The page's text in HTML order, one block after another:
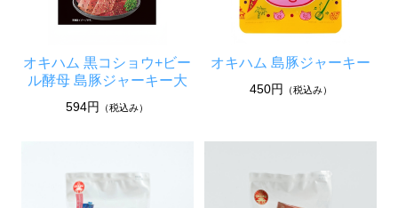
オキハム 黒コショウ+ビー
ル酵母 島豚ジャーキー大
594円 （税込み）
オキハム 島豚ジャーキー
450円 （税込み）